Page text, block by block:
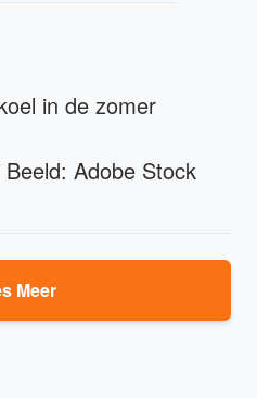
in de zomer
Beeld: Adobe Stock
Meer